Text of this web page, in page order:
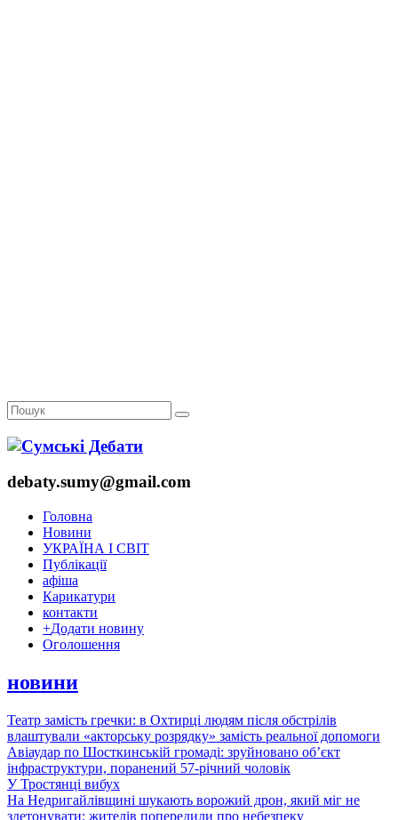
debaty.sumy@gmail.com
Головна
Новини
УКРАЇНА І СВІТ
Публікації
афіша
Карикатури
контакти
+Додати новину
Оголошення
новини
Театр замість гречки: в Охтирці людям після обстрілів
влаштували «акторську розрядку» замість реальної допомоги
Авіаудар по Шосткинській громаді: зруйновано об’єкт
інфраструктури, поранений 57-річний чоловік
У Тростянці вибух
На Недригайлівщині шукають ворожий дрон, який міг не
здетонувати: жителів попередили про небезпеку